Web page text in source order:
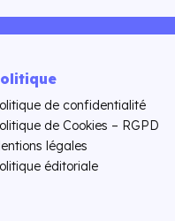
de confidentialité
de Cookies – RGPD
légales
éditoriale